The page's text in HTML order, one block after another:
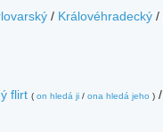
/ Královéhradecký /
flirt ( on hledá ji / ona hledá jeho ) /